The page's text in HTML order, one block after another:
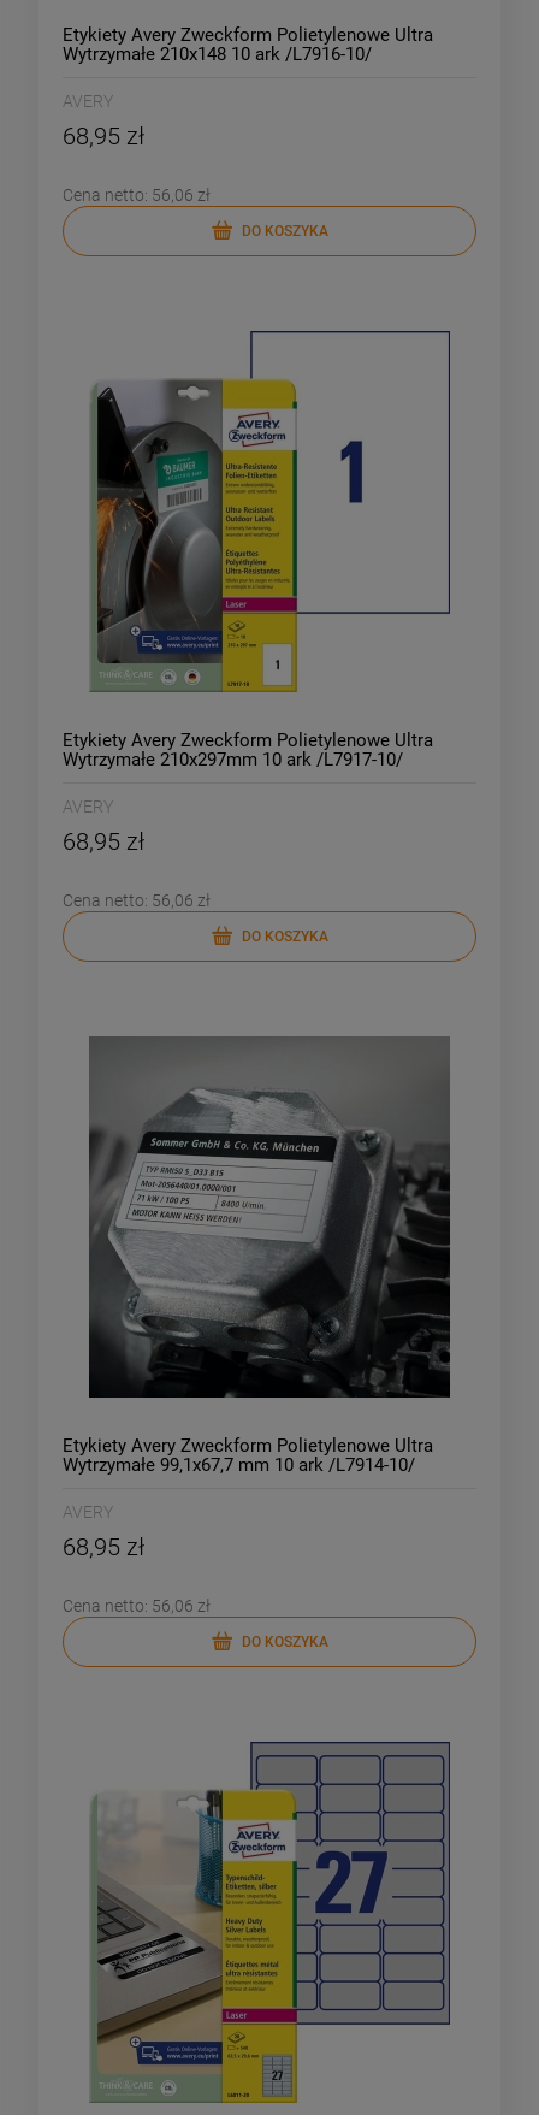
Etykiety Avery Zweckform Polietylenowe Ultra
Wytrzymałe 210x148 10 ark /L7916-10/
AVERY
68,95 zł
Cena netto: 56,06 zł
DO KOSZYKA
Etykiety Avery Zweckform Polietylenowe Ultra
Wytrzymałe 210x297mm 10 ark /L7917-10/
AVERY
68,95 zł
Cena netto: 56,06 zł
DO KOSZYKA
Etykiety Avery Zweckform Polietylenowe Ultra
Wytrzymałe 99,1x67,7 mm 10 ark /L7914-10/
AVERY
68,95 zł
Cena netto: 56,06 zł
DO KOSZYKA